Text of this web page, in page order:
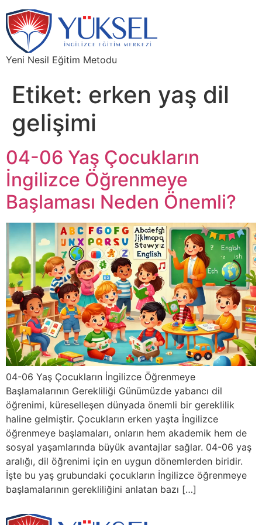
Yeni Nesil Eğitim Metodu
Etiket: erken yaş dil
gelişimi
04-06 Yaş Çocukların
İngilizce Öğrenmeye
Başlaması Neden Önemli?
04-06 Yaş Çocukların İngilizce Öğrenmeye
Başlamalarının Gerekliliği Günümüzde yabancı dil
öğrenimi, küreselleşen dünyada önemli bir gereklilik
haline gelmiştir. Çocukların erken yaşta İngilizce
öğrenmeye başlamaları, onların hem akademik hem de
sosyal yaşamlarında büyük avantajlar sağlar. 04-06 yaş
aralığı, dil öğrenimi için en uygun dönemlerden biridir.
İşte bu yaş grubundaki çocukların İngilizce öğrenmeye
başlamalarının gerekliliğini anlatan bazı […]